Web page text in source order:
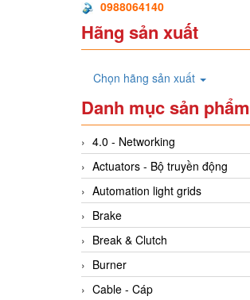
0988064140
Hãng sản xuất
Chọn hãng sản xuất
Danh mục sản phẩm
4.0 - Networking
Actuators - Bộ truyền động
Automation light grids
Brake
Break & Clutch
Burner
Cable - Cáp